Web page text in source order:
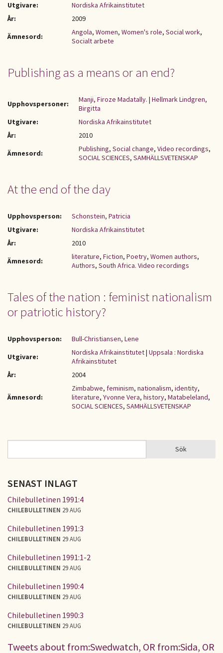
Utgivare:
Nordiska Afrikainstitutet
År:
2009
Ämnesord:
Angola, Women, Women's role, Social work,
Socialt arbete
Publishing as a means or an end?
Upphovspersoner: Manji, Firoze Madatally. | Hellmark Lindgren,
Birgitta
Utgivare:
Nordiska Afrikainstitutet
År:
2010
Ämnesord:
Publishing, Social change, Video recordings,
SOCIAL SCIENCES, SAMHÄLLSVETENSKAP
At the end of the day
Upphovsperson:
Schonstein, Patricia
Utgivare:
Nordiska Afrikainstitutet
År:
2010
Ämnesord:
literature, Fiction, Poetry, Women authors,
Authors, South Africa. Video recordings
Tales of the nation : feminist nationalism
or patriotic history?
Upphovsperson:
Bull-Christiansen, Lene
Utgivare:
Nordiska Afrikainstitutet| Uppsala : Nordiska
Afrikainstitutet
År:
2004
Ämnesord:
Zimbabwe, feminism, nationalism, identity,
literature, Yvonne Vera, history, Matabeleland,
SOCIAL SCIENCES, SAMHÄLLSVETENSKAP
SÖKFORMULÄR Sök
SENAST INLAGT
Chilebulletinen 1991:4
CHILEBULLETINEN 29 AUG
Chilebulletinen 1991:3
CHILEBULLETINEN 29 AUG
Chilebulletinen 1991:1-2
CHILEBULLETINEN 29 AUG
Chilebulletinen 1990:4
CHILEBULLETINEN 29 AUG
Chilebulletinen 1990:3
CHILEBULLETINEN 29 AUG
Tweets about from:Swedwatch, OR from:Sida, OR